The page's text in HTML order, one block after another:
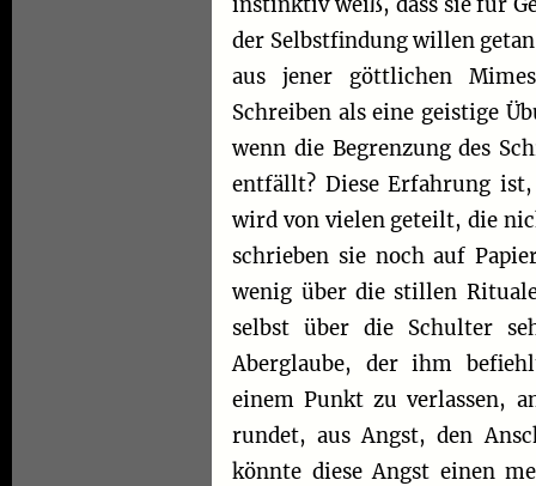
instinktiv weiß, dass sie für
der Selbstfindung willen
aus jener göttlichen
Schreiben als eine geistige
wenn die Begrenzung des
entfällt? Diese Erfahrung
wird von vielen geteilt, die
schrieben sie noch auf
wenig über die stillen
selbst über die Schulter
Aberglaube, der ihm
einem Punkt zu verlassen,
rundet, aus Angst, den
könnte diese Angst einen